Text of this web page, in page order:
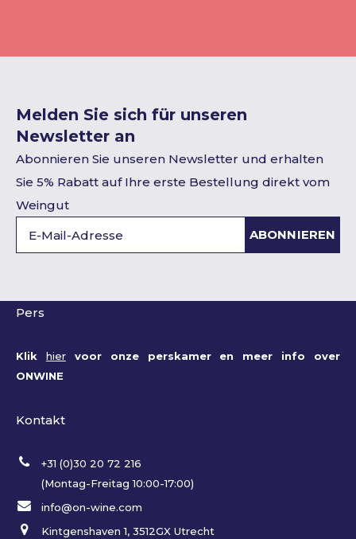
Melden Sie sich für unseren
Newsletter an
Abonnieren Sie unseren Newsletter und erhalten
Sie 5% Rabatt auf Ihre erste Bestellung direkt vom
Weingut
ABONNIEREN
Pers
Klik hiervoor onze perskamer en meer info over
ONWINE
Kontakt
+31 (0)30 20 72 216
(Montag-Freitag 10:00-17:00)
info@on-wine.com
Kintgenshaven 1, 3512GX Utrecht